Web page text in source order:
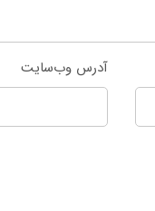
آدرس وب‌سایت